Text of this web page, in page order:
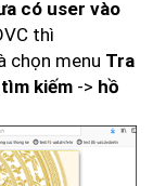
có user vào
thì
chọn menu Tra
kiếm -> hồ